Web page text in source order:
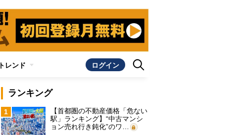
トレンド ログイン
ランキング
1
【首都圏の不動産価格「危ない
駅」ランキング】“中古マンシ
ョン売れ行き鈍化”のワ…